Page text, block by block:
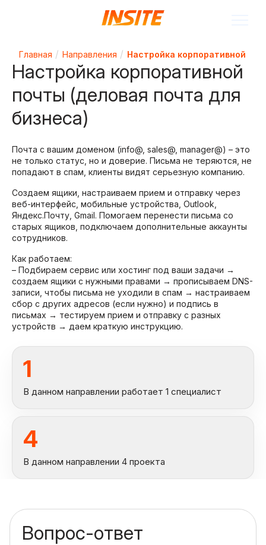
Главная Направления Настройка корпоративной
Настройка корпоративной
почты (деловая почта для
бизнеса)
Почта с вашим доменом (info@, sales@, manager@) – это
не только статус, но и доверие. Письма не теряются, не
попадают в спам, клиенты видят серьезную компанию.
Создаем ящики, настраиваем прием и отправку через
веб-интерфейс, мобильные устройства, Outlook,
Яндекс.Почту, Gmail. Помогаем перенести письма со
старых ящиков, подключаем дополнительные аккаунты
сотрудников.
Как работаем:
– Подбираем сервис или хостинг под ваши задачи →
создаем ящики с нужными правами → прописываем DNS-
записи, чтобы письма не уходили в спам → настраиваем
сбор с других адресов (если нужно) и подпись в
письмах → тестируем прием и отправку с разных
устройств → даем краткую инструкцию.
1
В данном направлении работает 1 специалист
4
В данном направлении 4 проекта
Вопрос-ответ